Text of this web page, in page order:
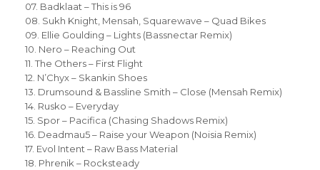
07. Badklaat – This is 96
08. Sukh Knight, Mensah, Squarewave – Quad Bikes
09. Ellie Goulding – Lights (Bassnectar Remix)
10. Nero – Reaching Out
11. The Others – First Flight
12. N’Chyx – Skankin Shoes
13. Drumsound & Bassline Smith – Close (Mensah Remix)
14. Rusko – Everyday
15. Spor – Pacifica (Chasing Shadows Remix)
16. Deadmau5 – Raise your Weapon (Noisia Remix)
17. Evol Intent – Raw Bass Material
18. Phrenik – Rocksteady